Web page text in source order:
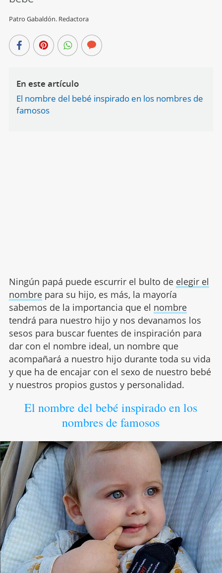
Patro Gabaldón. Redactora
En este artículo
El nombre del bebé inspirado en los nombres de
famosos
Ningún papá puede escurrir el bulto de elegir el
nombrepara su hijo, es más, la mayoría
sabemos de la importancia que el nombre
tendrá para nuestro hijo y nos devanamos los
sesos para buscar fuentes de inspiración para
dar con el nombre ideal, un nombre que
acompañará a nuestro hijo durante toda su vida
y que ha de encajar con el sexo de nuestro bebé
y nuestros propios gustos y personalidad.
El nombre del bebé inspirado en los
nombres de famosos